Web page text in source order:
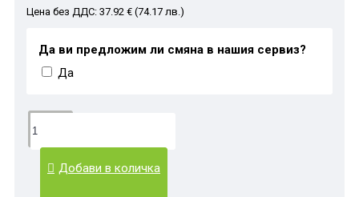
Цена без ДДС: 37.92 € (74.17 лв.)
Да ви предложим ли смяна в нашия сервиз?
Да
Добави в количка